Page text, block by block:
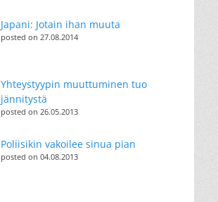
Japani: Jotain ihan muuta
posted on 27.08.2014
Yhteystyypin muuttuminen tuo
jännitystä
posted on 26.05.2013
Poliisikin vakoilee sinua pian
posted on 04.08.2013